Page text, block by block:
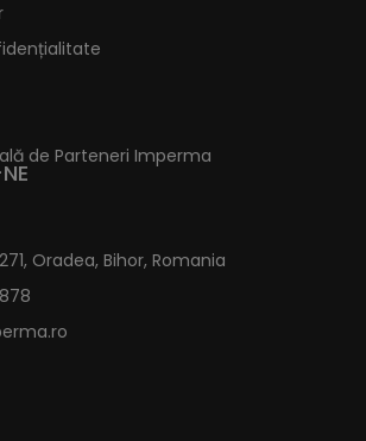
de Parteneri Imperma
Oradea, Bihor, Romania